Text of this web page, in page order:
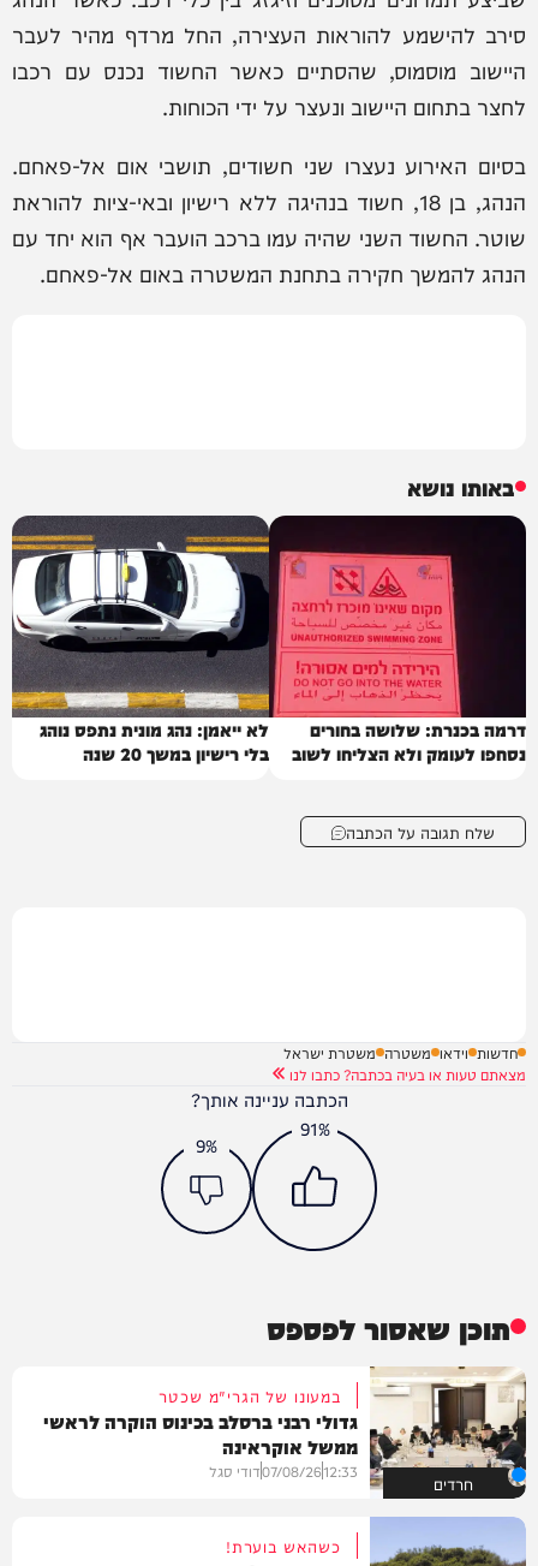
סירב להישמע להוראות העצירה, החל מרדף מהיר לעבר
היישוב מוסמוס, שהסתיים כאשר החשוד נכנס עם רכבו
לחצר בתחום היישוב ונעצר על ידי הכוחות.
בסיום האירוע נעצרו שני חשודים, תושבי אום אל-פאחם.
הנהג, בן 18, חשוד בנהיגה ללא רישיון ובאי-ציות להוראת
שוטר. החשוד השני שהיה עמו ברכב הועבר אף הוא יחד עם
הנהג להמשך חקירה בתחנת המשטרה באום אל-פאחם.
באותו נושא
דרמה בכנרת: שלושה בחורים
נסחפו לעומק ולא הצליחו לשוב
לא ייאמן: נהג מונית נתפס נוהג
בלי רישיון במשך 20 שנה
שלח תגובה על הכתבה
חדשות וידאו משטרה משטרת ישראל
מצאתם טעות או בעיה בכתבה? כתבו לנו
הכתבה עניינה אותך?
91%
9%
תוכן שאסור לפספס
חרדים
במעונו של הגרי"מ שכטר
גדולי רבני ברסלב בכינוס הוקרה לראשי
ממשל אוקראינה
12:33
07/08/26דודי סגל
כשהאש בוערת!